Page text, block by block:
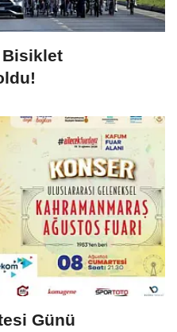
Bisiklet
Günü